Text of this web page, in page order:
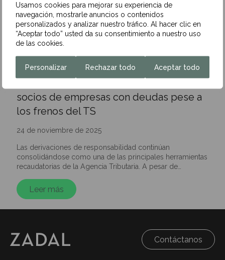
Usamos cookies para mejorar su experiencia de
navegación, mostrarle anuncios o contenidos
personalizados y analizar nuestro tráfico. Al hacer clic en
“Aceptar todo” usted da su consentimiento a nuestro uso
de las cookies.
Personalizar Rechazar todo Aceptar todo
socios de empresas con deudas pese a
los frenos del TS
24 de noviembre de 2025
Las derivaciones de responsabilidad continúan
consolidándose como una de las principales herramientas
recaudatorias de la Agencia Tributaria. A pesar de…
Leer más
Contáctanos